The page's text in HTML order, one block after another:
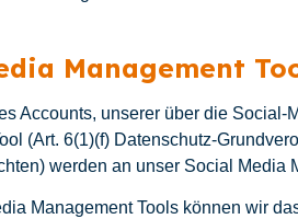
Management
Accounts, unserer über die
(Art. 6(1)(f) Datenschutz-
werden an unser Social
Management Tools können wir